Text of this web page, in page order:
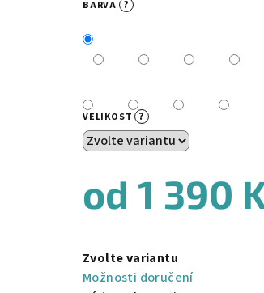
BARVA ?
VELIKOST ?
od1 390
cena:
Zvolte variantu
Možnosti doručení